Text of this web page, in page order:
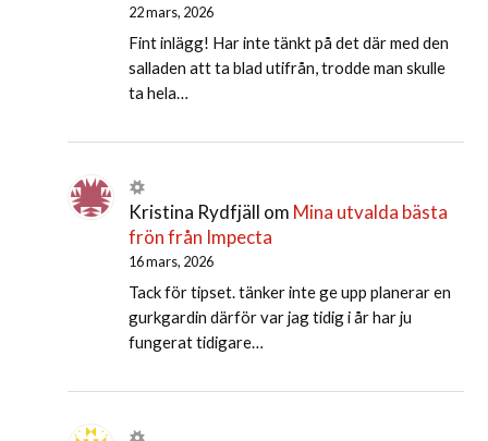
22 mars, 2026
Fint inlägg! Har inte tänkt på det där med den
salladen att ta blad utifrån, trodde man skulle
ta hela…
Kristina Rydfjäll om Mina utvalda bästa
frön från Impecta
16 mars, 2026
Tack för tipset. tänker inte ge upp planerar en
gurkgardin därför var jag tidig i år har ju
fungerat tidigare…